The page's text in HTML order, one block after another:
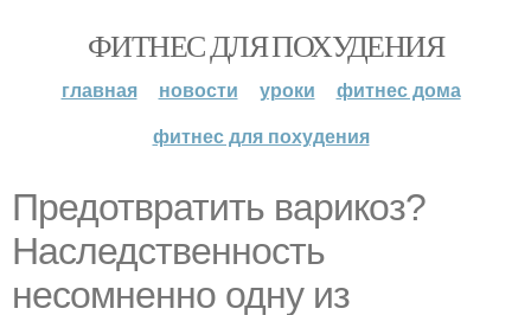
ФИТНЕС ДЛЯ ПОХУДЕНИЯ
главная новости уроки
фитнес дома
фитнес для похудения
Предотвратить варикоз?
Наследственность
несомненно одну из